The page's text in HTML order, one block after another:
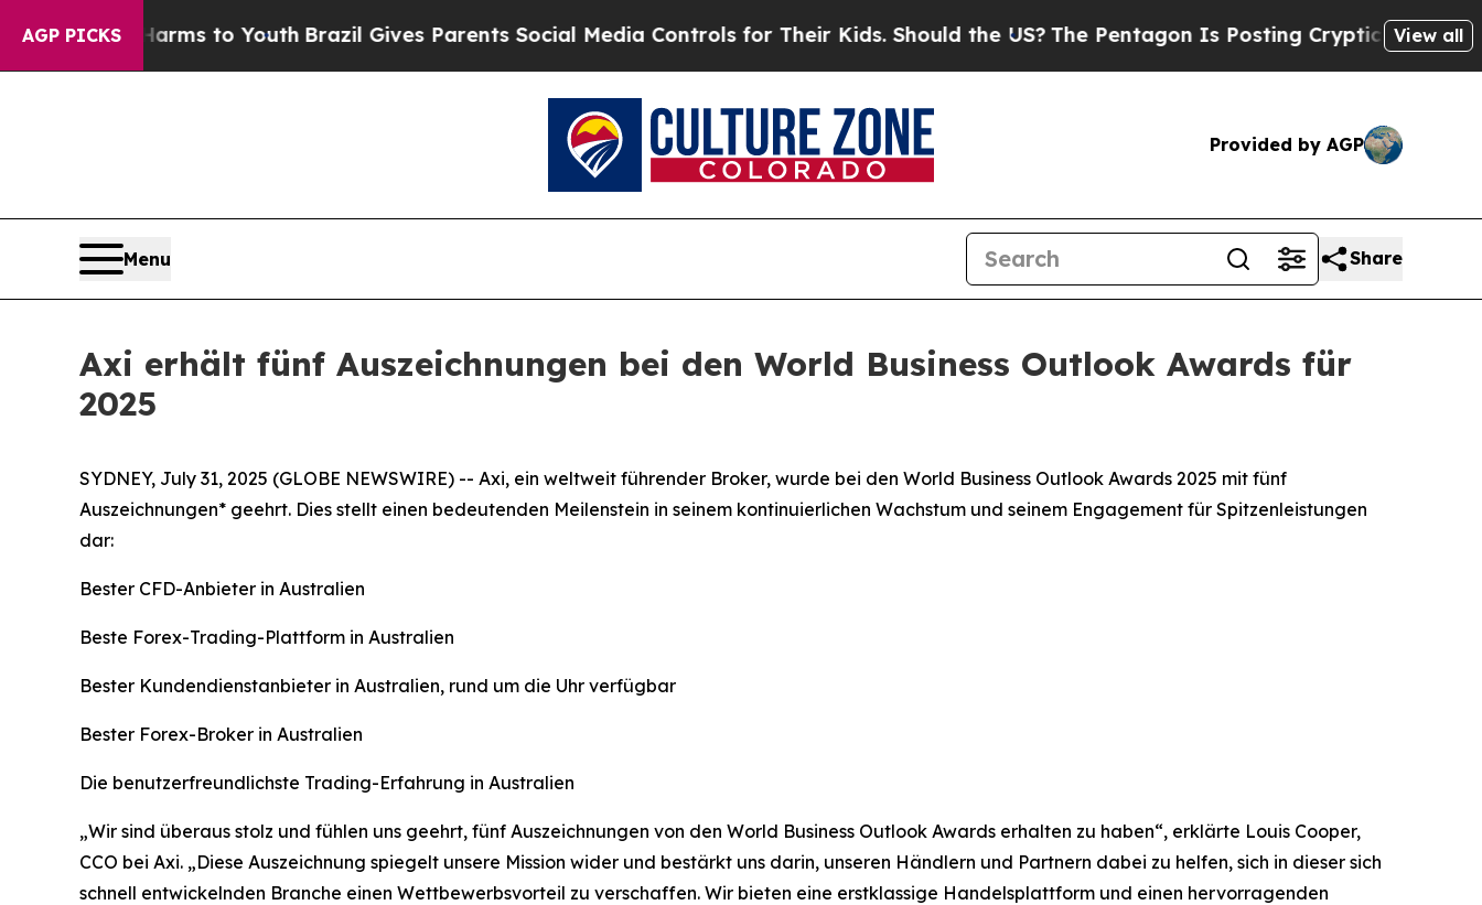
AGP PICKSHarms to Youth Brazil Gives Parents Social Media Controls for Their Kids. Should the US?The Pentagon Is Posting Cryptic BiblicalView all
Provided by AGP
Menu Share
Axi erhält fünf Auszeichnungen bei den World Business Outlook Awards für
2025
SYDNEY, July 31, 2025 (GLOBE NEWSWIRE) -- Axi, ein weltweit führender Broker, wurde bei den World Business Outlook Awards 2025 mit fünf
Auszeichnungen* geehrt. Dies stellt einen bedeutenden Meilenstein in seinem kontinuierlichen Wachstum und seinem Engagement für Spitzenleistungen
dar:
Bester CFD-Anbieter in Australien
Beste Forex-Trading-Plattform in Australien
Bester Kundendienstanbieter in Australien, rund um die Uhr verfügbar
Bester Forex-Broker in Australien
Die benutzerfreundlichste Trading-Erfahrung in Australien
„Wir sind überaus stolz und fühlen uns geehrt, fünf Auszeichnungen von den World Business Outlook Awards erhalten zu haben“, erklärte Louis Cooper,
CCO bei Axi. „Diese Auszeichnung spiegelt unsere Mission wider und bestärkt uns darin, unseren Händlern und Partnern dabei zu helfen, sich in dieser sich
schnell entwickelnden Branche einen Wettbewerbsvorteil zu verschaffen. Wir bieten eine erstklassige Handelsplattform und einen hervorragenden